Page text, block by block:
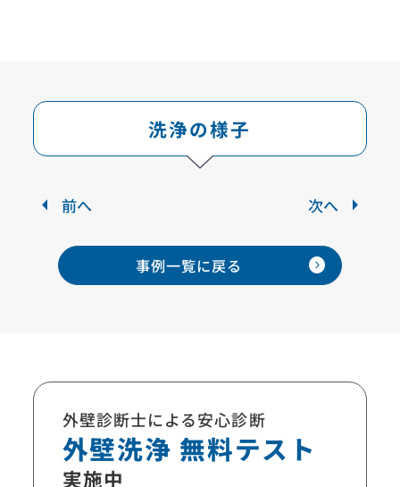
洗浄の様子
前へ 次へ
事例一覧に戻る expand_circle_right
外壁診断士による安心診断
外壁洗浄 無料テスト
実施中